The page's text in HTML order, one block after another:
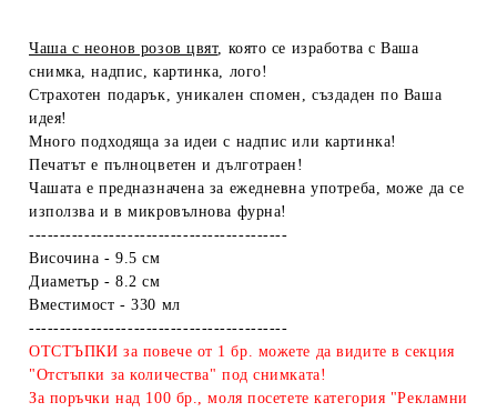
Чаша с неонов розов цвят, която се изработва с Ваша
снимка, надпис, картинка, лого!
Страхотен подарък, уникален спомен, създаден по Ваша
идея!
Много подходяща за идеи с надпис или картинка!
Печатът е пълноцветен и дълготраен!
Чашата е предназначена за ежедневна употреба, може да се
използва и в микровълнова фурна!
------------------------------------------
Височина - 9.5 см
Диаметър - 8.2 см
Вместимост - 330 мл
------------------------------------------
ОТСТЪПКИ за повече от 1 бр. можете да видите в секция
"Отстъпки за количества" под снимката!
За поръчки над 100 бр., моля посетете категория "Рекламни